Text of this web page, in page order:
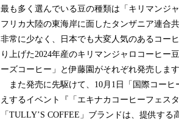
最も多く選んでいる豆の種類は「キリマンジ
フリカ大陸の東海岸に面したタンザニア連合
非常に少なく、日本でも大変人気のあるコー
り上げた2024年産のキリマンジャロコーヒー
ーズコーヒー」と伊藤園がそれぞれ発売します
また発売に先駆けて、10月1日「国際コー
えするイベント『「エキナカコーヒーフェス
「TULLY’S COFFEE」ブランドは、提供す